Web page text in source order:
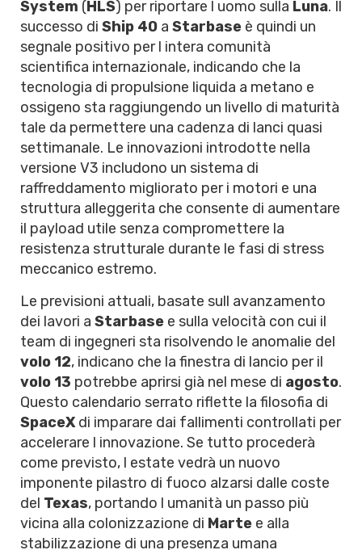
System (HLS) per riportare l uomo sulla Luna. Il
successo di Ship 40 a Starbase è quindi un
segnale positivo per l intera comunità
scientifica internazionale, indicando che la
tecnologia di propulsione liquida a metano e
ossigeno sta raggiungendo un livello di maturità
tale da permettere una cadenza di lanci quasi
settimanale. Le innovazioni introdotte nella
versione V3 includono un sistema di
raffreddamento migliorato per i motori e una
struttura alleggerita che consente di aumentare
il payload utile senza compromettere la
resistenza strutturale durante le fasi di stress
meccanico estremo.
Le previsioni attuali, basate sull avanzamento
dei lavori a Starbase e sulla velocità con cui il
team di ingegneri sta risolvendo le anomalie del
volo 12, indicano che la finestra di lancio per il
volo 13 potrebbe aprirsi già nel mese di agosto.
Questo calendario serrato riflette la filosofia di
SpaceX di imparare dai fallimenti controllati per
accelerare l innovazione. Se tutto procederà
come previsto, l estate vedrà un nuovo
imponente pilastro di fuoco alzarsi dalle coste
del Texas, portando l umanità un passo più
vicina alla colonizzazione di Marte e alla
stabilizzazione di una presenza umana